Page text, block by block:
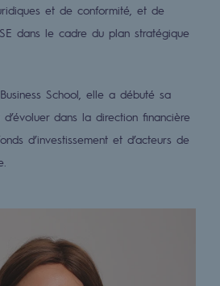
environnementale
le programme de
émissions atmosphériques
de la biodiversité
et de conformité, et de
dans le cadre du plan stratégique
School, elle a débuté sa
dans la direction financière
d’investissement et d’acteurs de